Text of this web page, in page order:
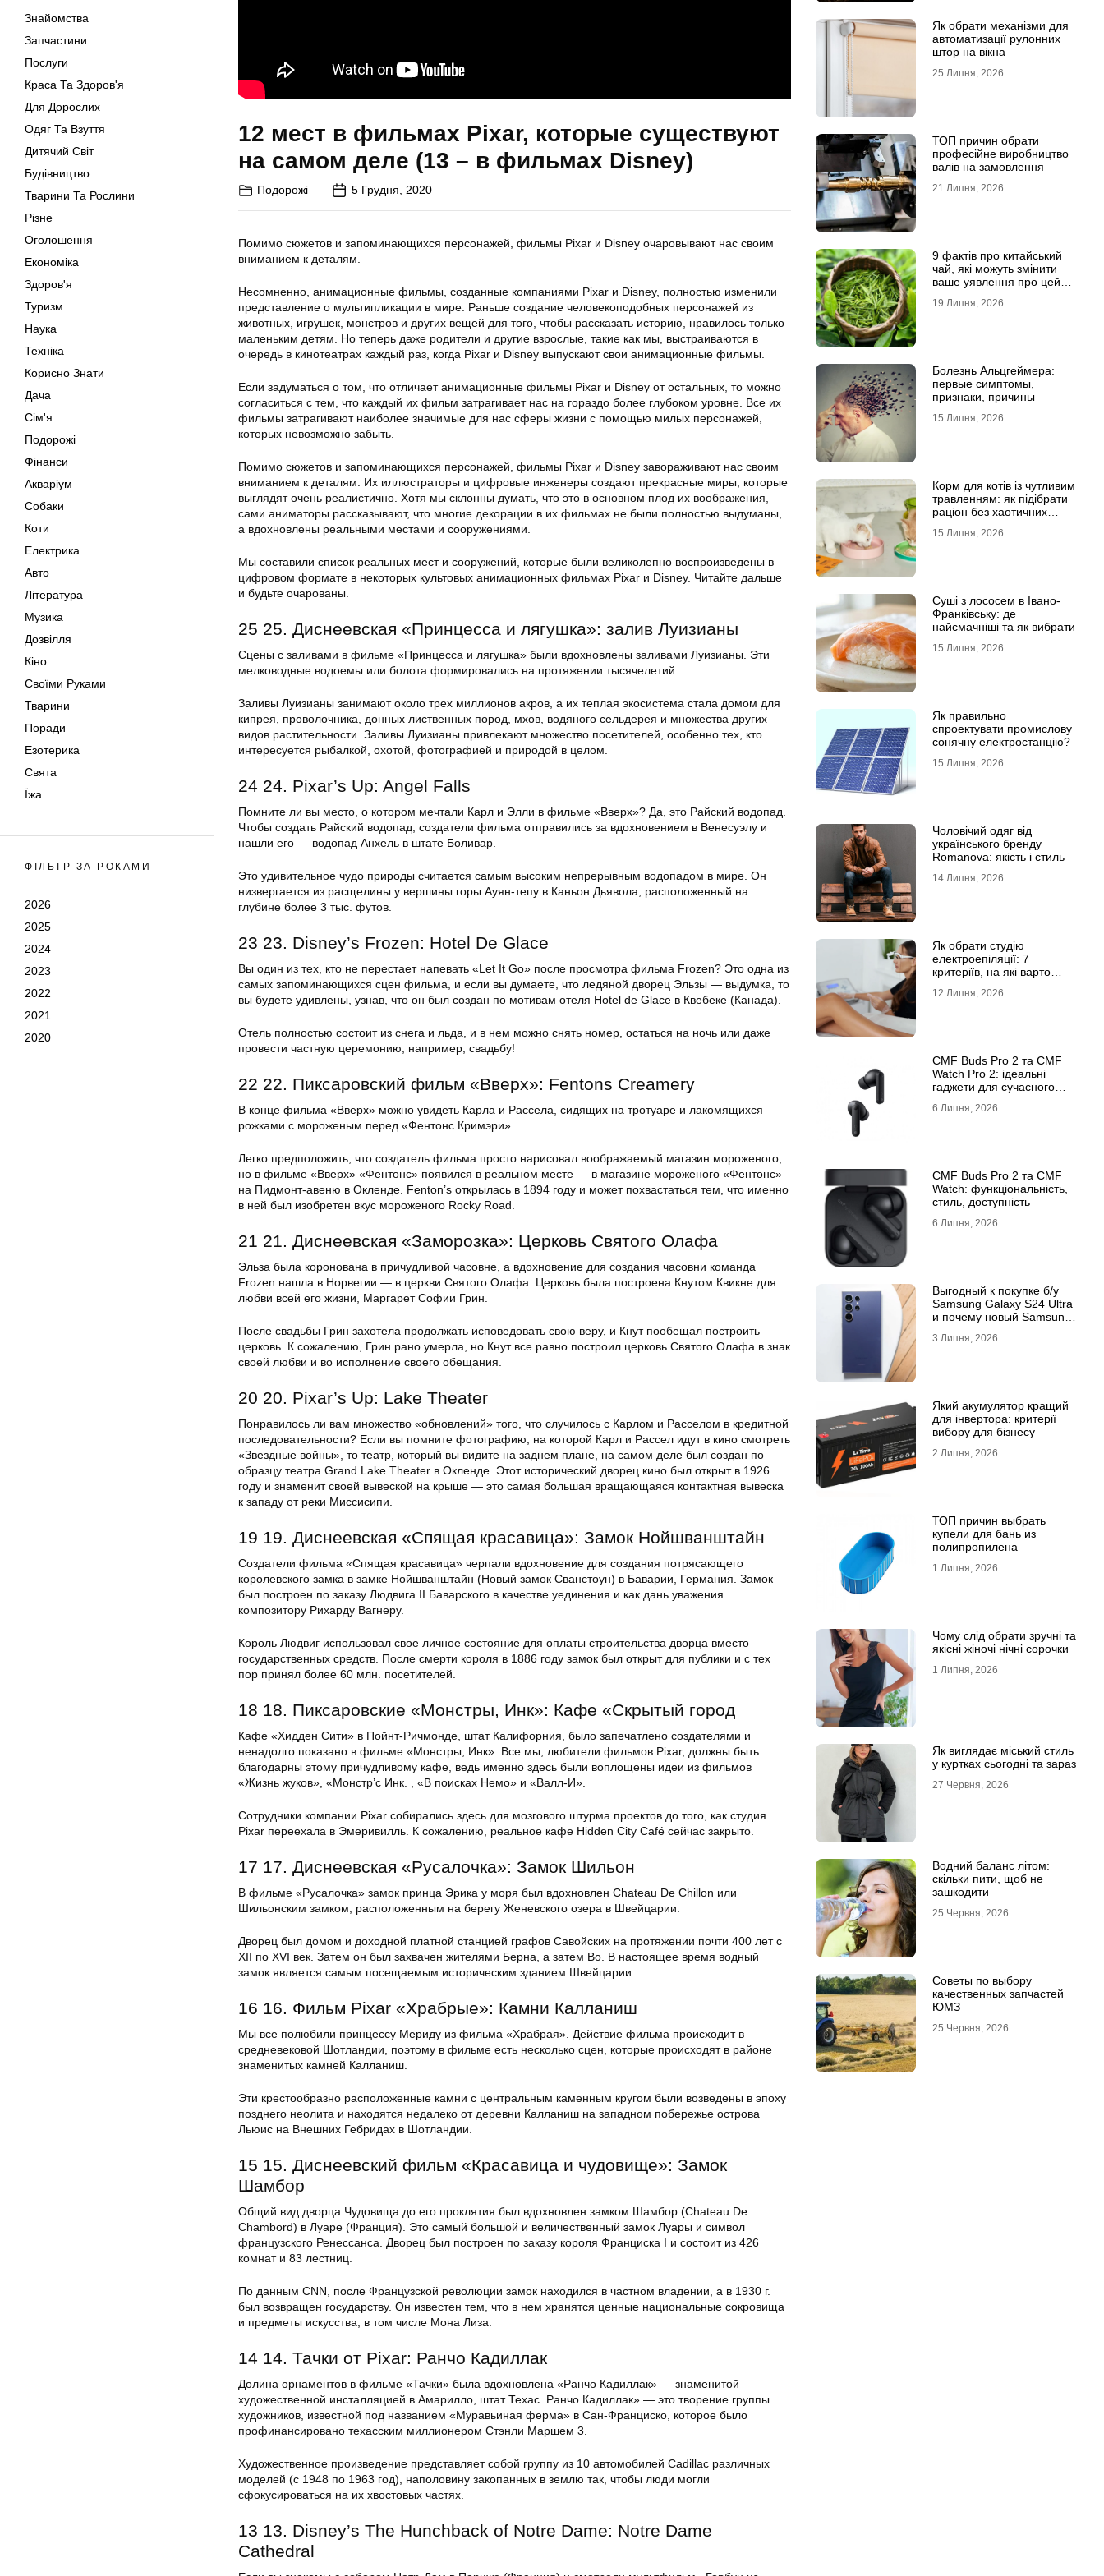
Знайомства
Запчастини
Послуги
Краса Та Здоров'я
Для Дорослих
Одяг Та Взуття
Дитячий Світ
Будівництво
Тварини Та Рослини
Різне
Оголошення
Економіка
Здоров'я
Туризм
Наука
Техніка
Корисно Знати
Дача
Сім'я
Подорожі
Фінанси
Акваріум
Собаки
Коти
Електрика
Авто
Література
Музика
Дозвілля
Кіно
Своїми Руками
Тварини
Поради
Езотерика
Свята
Їжа
ФІЛЬТР ЗА РОКАМИ
2026
2025
2024
2023
2022
2021
2020
12 мест в фильмах Pixar, которые существуют
на самом деле (13 – в фильмах Disney)
Подорожі 5 Грудня, 2020
Помимо сюжетов и запоминающихся персонажей, фильмы Pixar и Disney очаровывают нас своим
вниманием к деталям.
Несомненно, анимационные фильмы, созданные компаниями Pixar и Disney, полностью изменили
представление о мультипликации в мире. Раньше создание человекоподобных персонажей из
животных, игрушек, монстров и других вещей для того, чтобы рассказать историю, нравилось только
маленьким детям. Но теперь даже родители и другие взрослые, такие как мы, выстраиваются в
очередь в кинотеатрах каждый раз, когда Pixar и Disney выпускают свои анимационные фильмы.
Если задуматься о том, что отличает анимационные фильмы Pixar и Disney от остальных, то можно
согласиться с тем, что каждый их фильм затрагивает нас на гораздо более глубоком уровне. Все их
фильмы затрагивают наиболее значимые для нас сферы жизни с помощью милых персонажей,
которых невозможно забыть.
Помимо сюжетов и запоминающихся персонажей, фильмы Pixar и Disney завораживают нас своим
вниманием к деталям. Их иллюстраторы и цифровые инженеры создают прекрасные миры, которые
выглядят очень реалистично. Хотя мы склонны думать, что это в основном плод их воображения,
сами аниматоры рассказывают, что многие декорации в их фильмах не были полностью выдуманы,
а вдохновлены реальными местами и сооружениями.
Мы составили список реальных мест и сооружений, которые были великолепно воспроизведены в
цифровом формате в некоторых культовых анимационных фильмах Pixar и Disney. Читайте дальше
и будьте очарованы.
25 25. Диснеевская «Принцесса и лягушка»: залив Луизианы
Сцены с заливами в фильме «Принцесса и лягушка» были вдохновлены заливами Луизианы. Эти
мелководные водоемы или болота формировались на протяжении тысячелетий.
Заливы Луизианы занимают около трех миллионов акров, а их теплая экосистема стала домом для
кипрея, проволочника, донных лиственных пород, мхов, водяного сельдерея и множества других
видов растительности. Заливы Луизианы привлекают множество посетителей, особенно тех, кто
интересуется рыбалкой, охотой, фотографией и природой в целом.
24 24. Pixar’s Up: Angel Falls
Помните ли вы место, о котором мечтали Карл и Элли в фильме «Вверх»? Да, это Райский водопад.
Чтобы создать Райский водопад, создатели фильма отправились за вдохновением в Венесуэлу и
нашли его — водопад Анхель в штате Боливар.
Это удивительное чудо природы считается самым высоким непрерывным водопадом в мире. Он
низвергается из расщелины у вершины горы Ауян-тепу в Каньон Дьявола, расположенный на
глубине более 3 тыс. футов.
23 23. Disney’s Frozen: Hotel De Glace
Вы один из тех, кто не перестает напевать «Let It Go» после просмотра фильма Frozen? Это одна из
самых запоминающихся сцен фильма, и если вы думаете, что ледяной дворец Эльзы — выдумка, то
вы будете удивлены, узнав, что он был создан по мотивам отеля Hotel de Glace в Квебеке (Канада).
Отель полностью состоит из снега и льда, и в нем можно снять номер, остаться на ночь или даже
провести частную церемонию, например, свадьбу!
22 22. Пиксаровский фильм «Вверх»: Fentons Creamery
В конце фильма «Вверх» можно увидеть Карла и Рассела, сидящих на тротуаре и лакомящихся
рожками с мороженым перед «Фентонс Кримэри».
Легко предположить, что создатель фильма просто нарисовал воображаемый магазин мороженого,
но в фильме «Вверх» «Фентонс» появился в реальном месте — в магазине мороженого «Фентонс»
на Пидмонт-авеню в Окленде. Fenton’s открылась в 1894 году и может похвастаться тем, что именно
в ней был изобретен вкус мороженого Rocky Road.
21 21. Диснеевская «Заморозка»: Церковь Святого Олафа
Эльза была коронована в причудливой часовне, а вдохновение для создания часовни команда
Frozen нашла в Норвегии — в церкви Святого Олафа. Церковь была построена Кнутом Квикне для
любви всей его жизни, Маргарет Софии Грин.
После свадьбы Грин захотела продолжать исповедовать свою веру, и Кнут пообещал построить
церковь. К сожалению, Грин рано умерла, но Кнут все равно построил церковь Святого Олафа в знак
своей любви и во исполнение своего обещания.
20 20. Pixar’s Up: Lake Theater
Понравилось ли вам множество «обновлений» того, что случилось с Карлом и Расселом в кредитной
последовательности? Если вы помните фотографию, на которой Карл и Рассел идут в кино смотреть
«Звездные войны», то театр, который вы видите на заднем плане, на самом деле был создан по
образцу театра Grand Lake Theater в Окленде. Этот исторический дворец кино был открыт в 1926
году и знаменит своей вывеской на крыше — это самая большая вращающаяся контактная вывеска
к западу от реки Миссисипи.
19 19. Диснеевская «Спящая красавица»: Замок Нойшванштайн
Создатели фильма «Спящая красавица» черпали вдохновение для создания потрясающего
королевского замка в замке Нойшванштайн (Новый замок Сванстоун) в Баварии, Германия. Замок
был построен по заказу Людвига II Баварского в качестве уединения и как дань уважения
композитору Рихарду Вагнеру.
Король Людвиг использовал свое личное состояние для оплаты строительства дворца вместо
государственных средств. После смерти короля в 1886 году замок был открыт для публики и с тех
пор принял более 60 млн. посетителей.
18 18. Пиксаровские «Монстры, Инк»: Кафе «Скрытый город
Кафе «Хидден Сити» в Пойнт-Ричмонде, штат Калифорния, было запечатлено создателями и
ненадолго показано в фильме «Монстры, Инк». Все мы, любители фильмов Pixar, должны быть
благодарны этому причудливому кафе, ведь именно здесь были воплощены идеи из фильмов
«Жизнь жуков», «Монстр’с Инк. , «В поисках Немо» и «Валл-И».
Сотрудники компании Pixar собирались здесь для мозгового штурма проектов до того, как студия
Pixar переехала в Эмеривилль. К сожалению, реальное кафе Hidden City Café сейчас закрыто.
17 17. Диснеевская «Русалочка»: Замок Шильон
В фильме «Русалочка» замок принца Эрика у моря был вдохновлен Chateau De Chillon или
Шильонским замком, расположенным на берегу Женевского озера в Швейцарии.
Дворец был домом и доходной платной станцией графов Савойских на протяжении почти 400 лет с
XII по XVI век. Затем он был захвачен жителями Берна, а затем Во. В настоящее время водный
замок является самым посещаемым историческим зданием Швейцарии.
16 16. Фильм Pixar «Храбрые»: Камни Калланиш
Мы все полюбили принцессу Мериду из фильма «Храбрая». Действие фильма происходит в
средневековой Шотландии, поэтому в фильме есть несколько сцен, которые происходят в районе
знаменитых камней Калланиш.
Эти крестообразно расположенные камни с центральным каменным кругом были возведены в эпоху
позднего неолита и находятся недалеко от деревни Калланиш на западном побережье острова
Льюис на Внешних Гебридах в Шотландии.
15 15. Диснеевский фильм «Красавица и чудовище»: Замок
Шамбор
Общий вид дворца Чудовища до его проклятия был вдохновлен замком Шамбор (Chateau De
Chambord) в Луаре (Франция). Это самый большой и величественный замок Луары и символ
французского Ренессанса. Дворец был построен по заказу короля Франциска I и состоит из 426
комнат и 83 лестниц.
По данным CNN, после Французской революции замок находился в частном владении, а в 1930 г.
был возвращен государству. Он известен тем, что в нем хранятся ценные национальные сокровища
и предметы искусства, в том числе Мона Лиза.
14 14. Тачки от Pixar: Ранчо Кадиллак
Долина орнаментов в фильме «Тачки» была вдохновлена «Ранчо Кадиллак» — знаменитой
художественной инсталляцией в Амарилло, штат Техас. Ранчо Кадиллак» — это творение группы
художников, известной под названием «Муравьиная ферма» в Сан-Франциско, которое было
профинансировано техасским миллионером Стэнли Маршем 3.
Художественное произведение представляет собой группу из 10 автомобилей Cadillac различных
моделей (с 1948 по 1963 год), наполовину закопанных в землю так, чтобы люди могли
сфокусироваться на их хвостовых частях.
13 13. Disney’s The Hunchback of Notre Dame: Notre Dame
Cathedral
Як обрати механізми для
автоматизації рулонних
штор на вікна
25 Липня, 2026
ТОП причин обрати
професійне виробництво
валів на замовлення
21 Липня, 2026
9 фактів про китайський
чай, які можуть змінити
ваше уявлення про цей
19 Липня, 2026
Болезнь Альцгеймера:
первые симптомы,
признаки, причины
15 Липня, 2026
Корм для котів із чутливим
травленням: як підібрати
раціон без хаотичних
15 Липня, 2026
Суші з лососем в Івано-
Франківську: де
найсмачніші та як вибрати
15 Липня, 2026
Як правильно
спроектувати промислову
сонячну електростанцію?
15 Липня, 2026
Чоловічий одяг від
українського бренду
Romanova: якість і стиль
14 Липня, 2026
Як обрати студію
електроепіляції: 7
критеріїв, на які варто
12 Липня, 2026
CMF Buds Pro 2 та CMF
Watch Pro 2: ідеальні
гаджети для сучасного
6 Липня, 2026
CMF Buds Pro 2 та CMF
Watch: функціональність,
стиль, доступність
6 Липня, 2026
Выгодный к покупке б/у
Samsung Galaxy S24 Ultra
и почему новый Samsung
лучшим
3 Липня, 2026
Який акумулятор кращий
для інвертора: критерії
вибору для бізнесу
2 Липня, 2026
ТОП причин выбрать
купели для бань из
полипропилена
1 Липня, 2026
Чому слід обрати зручні та
якісні жіночі нічні сорочки
1 Липня, 2026
Як виглядає міський стиль
у куртках сьогодні та зараз
27 Червня, 2026
Водний баланс літом:
скільки пити, щоб не
зашкодити
25 Червня, 2026
Советы по выбору
качественных запчастей
ЮМЗ
25 Червня, 2026